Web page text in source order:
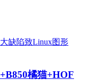
橘猫+HOF